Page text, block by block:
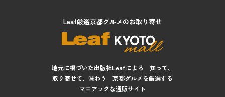
Leaf厳選京都グルメのお取り寄せ
地元に根づいた出版社Leafによる 知って、
取り寄せて、味わう 京都グルメを厳選する
マニアックな通販サイト